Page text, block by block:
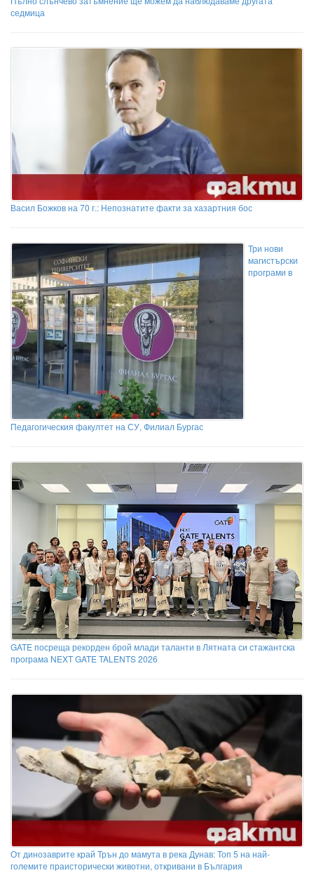
седмица
Васил Божков на 70 г.: Непознатите факти за хазартния бос
Три нови
магистърски
програми в
Педагогическия факултет на СУ, Филиал Бургас
GATE посреща рекорден брой млади таланти в Лятната си стажантска
програма NEXT GATE TALENTS 2026
От динозаврите край Трън до мамута в река Дунав: Топ 5 на най-
големите праисторически животни, откривани в България